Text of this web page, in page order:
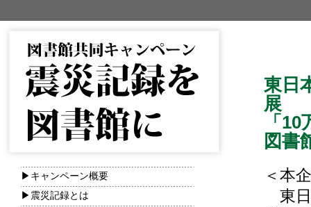
東日
展
「
図書
＜本
東日
▶キャンペーン概要
▶震災記録とは